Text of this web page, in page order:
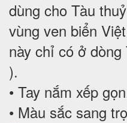
dùng cho Tàu
vùng ven biển
này chỉ có ở
).
• Tay nắm xếp
• Màu sắc sang